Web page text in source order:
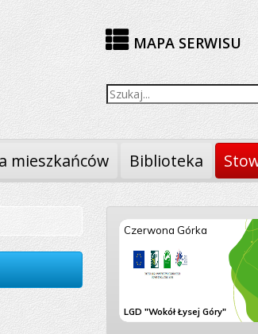
MAPA SERWISU
Wyszukiwarka
mieszkańców Biblioteka